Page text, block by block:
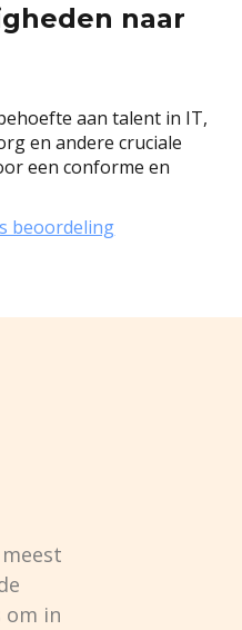
naar
aan talent in IT,
en andere cruciale
een conforme en
beoordeling
om in